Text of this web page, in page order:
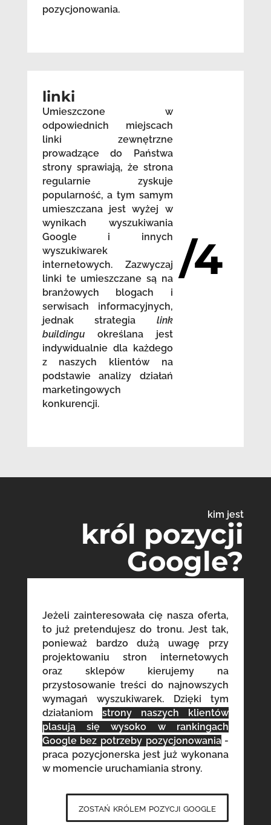
pozycjonowania.
linki
Umieszczone w
odpowiednich miejscach
linki zewnętrzne
prowadzące do Państwa
strony sprawiają, że strona
regularnie zyskuje
popularność, a tym samym
umieszczana jest wyżej w
wynikach wyszukiwania
Google i innych
wyszukiwarek
internetowych. Zazwyczaj
linki te umieszczane są na
branżowych blogach i
serwisach informacyjnych,
jednak strategia link
buildingu określana jest
indywidualnie dla każdego
z naszych klientów na
podstawie analizy działań
marketingowych
konkurencji.
/4
kim jest
król pozycji
Google?
Jeżeli zainteresowała cię nasza oferta,
to już pretendujesz do tronu. Jest tak,
ponieważ bardzo dużą uwagę przy
projektowaniu stron internetowych
oraz sklepów kierujemy na
przystosowanie treści do najnowszych
wymagań wyszukiwarek. Dzięki tym
działaniom strony naszych klientów
plasują się wysoko w rankingach
Google bez potrzeby pozycjonowania-
praca pozycjonerska jest już wykonana
w momencie uruchamiania strony.
zostań królem pozycji google